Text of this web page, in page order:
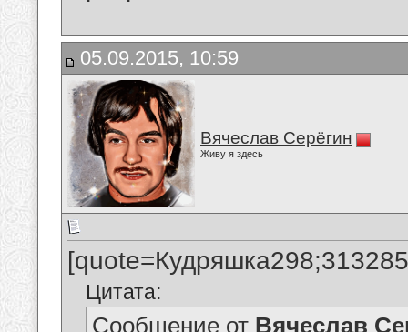
05.09.2015, 10:59
Вячеслав Серёгин
Живу я здесь
Цитата:
Сообщение от Вячеслав